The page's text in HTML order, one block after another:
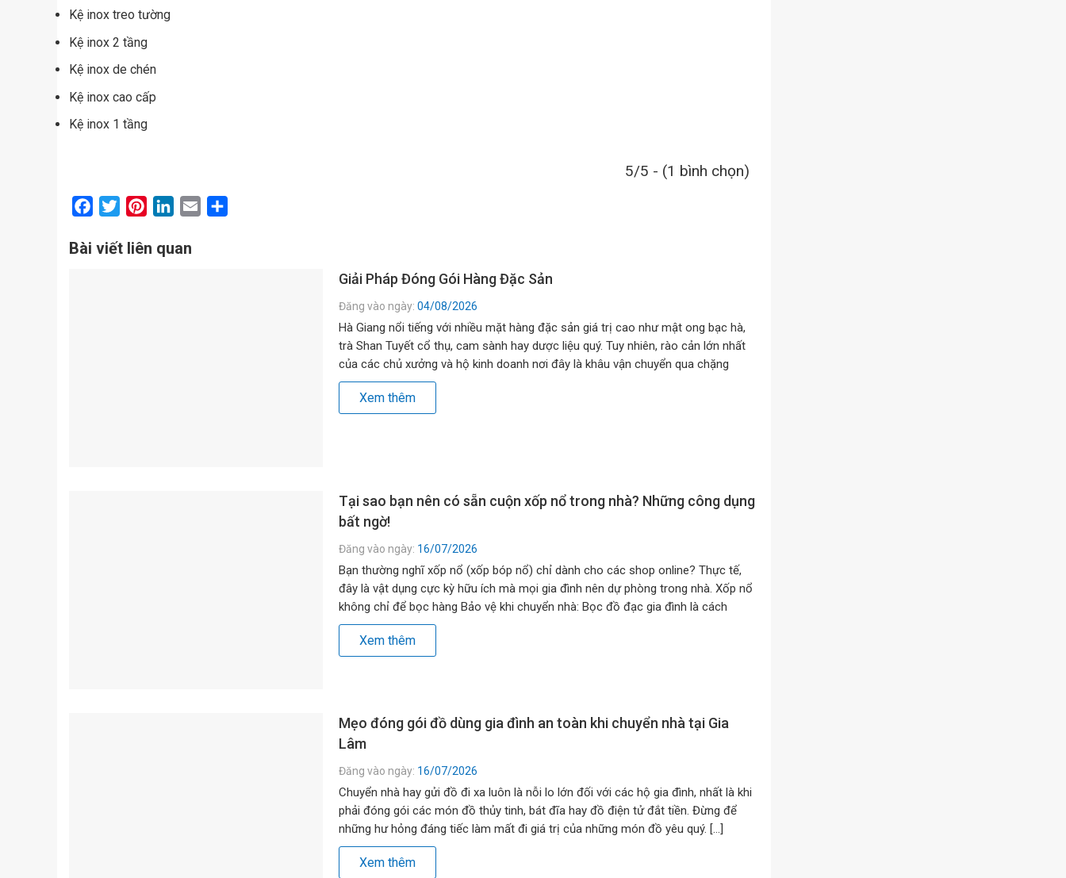
Kệ inox treo tường
Kệ inox 2 tầng
Kệ inox de chén
Kệ inox cao cấp
Kệ inox 1 tầng
5/5 - (1 bình chọn)
FacebookTwitterPinterestLinkedIn
Email
Bài viết liên quan
Giải Pháp Đóng Gói Hàng Đặc Sản
Đăng vào ngày: 04/08/2026
Hà Giang nổi tiếng với nhiều mặt hàng đặc sản giá trị cao như mật ong bạc hà,
trà Shan Tuyết cổ thụ, cam sành hay dược liệu quý. Tuy nhiên, rào cản lớn nhất
của các chủ xưởng và hộ kinh doanh nơi đây là khâu vận chuyển qua chặng
đường dài nhiều đèo […]
Xem thêm
Tại sao bạn nên có sẵn cuộn xốp nổ trong nhà? Những công dụng
bất ngờ!
Đăng vào ngày: 16/07/2026
Bạn thường nghĩ xốp nổ (xốp bóp nổ) chỉ dành cho các shop online? Thực tế,
đây là vật dụng cực kỳ hữu ích mà mọi gia đình nên dự phòng trong nhà. Xốp nổ
không chỉ để bọc hàng Bảo vệ khi chuyển nhà: Bọc đồ đạc gia đình là cách
nhanh nhất để […]
Xem thêm
Mẹo đóng gói đồ dùng gia đình an toàn khi chuyển nhà tại Gia
Lâm
Đăng vào ngày: 16/07/2026
Chuyển nhà hay gửi đồ đi xa luôn là nỗi lo lớn đối với các hộ gia đình, nhất là khi
phải đóng gói các món đồ thủy tinh, bát đĩa hay đồ điện tử đắt tiền. Đừng để
những hư hỏng đáng tiếc làm mất đi giá trị của những món đồ yêu quý. […]
Xem thêm